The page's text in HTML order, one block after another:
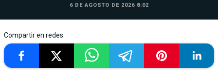
6 DE AGOSTO DE 2026 8:02
Compartir en redes